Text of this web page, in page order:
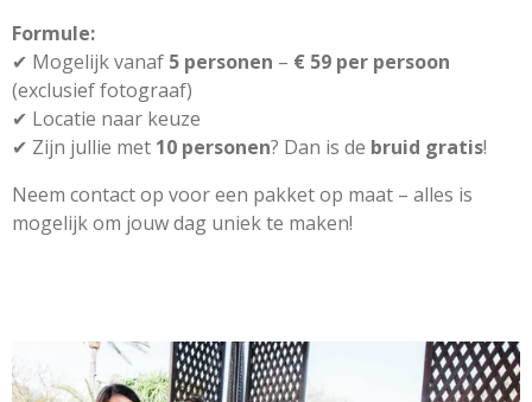
Formule:
✔ Mogelijk vanaf 5 personen – € 59 per persoon
(exclusief fotograaf)
✔ Locatie naar keuze
✔ Zijn jullie met 10 personen? Dan is de bruid gratis!
Neem contact op voor een pakket op maat – alles is
mogelijk om jouw dag uniek te maken!